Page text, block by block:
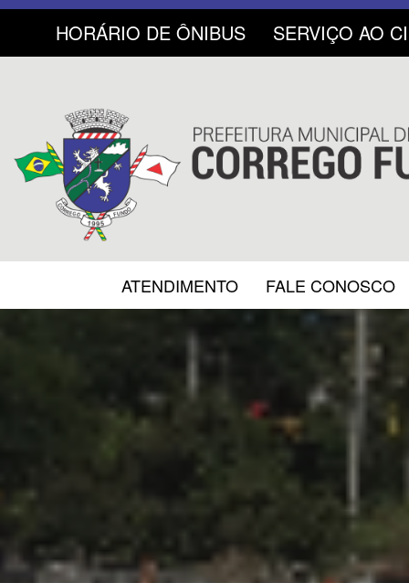
HORÁRIO DE ÔNIBUS SERVIÇO AO
ATENDIMENTO FALE CONOSCO